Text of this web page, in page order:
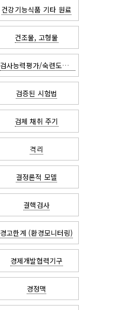
건강기능식품 기타 원료
건조물, 고형물
검사능력평가/숙련도평가
검증된 시험법
검체 채취 주기
격리
결정론적 모델
결핵검사
경고한계 (환경모니터링)
경제개발협력기구
경정맥